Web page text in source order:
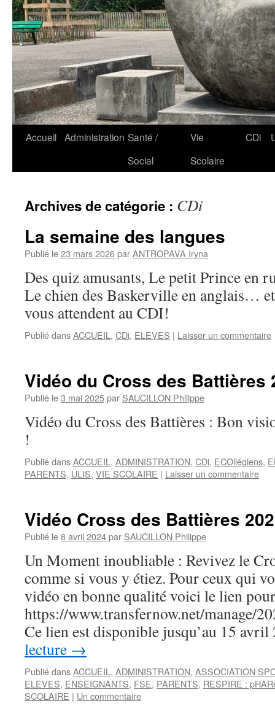
Accueil Administration Santé /
Social
Vie
Scolaire
CDi
Archives de catégorie : CDi
La semaine des langues
Publié le23 mars 2026parANTROPAVA Iryna
Des quiz amusants, Le petit Prince en
Le chien des Baskerville en anglais…
vous attendent au CDI!
Publié dansACCUEIL , CDi, ELEVES | Laisser un commentaire
Vidéo du Cross des Battières
Publié le3 mai 2025par SAUCILLON Philippe
Vidéo du Cross des Battières : Bon
!
Publié dansACCUEIL , ADMINISTRATION, CDi, ECOllégiens,
PARENTS, ULIS, VIE SCOLAIRE | Laisser un commentaire
Vidéo Cross des Battières
Publié le8 avril 2024par SAUCILLON Philippe
Un Moment inoubliable : Revivez le
comme si vous y étiez. Pour ceux qui
vidéo en bonne qualité voici le lien
https://www.transfernow.net/manage/
Ce lien est disponible jusqu’au 15
lecture →
Publié dansACCUEIL , ADMINISTRATION, ASSOCIATION
ELEVES, ENSEIGNANTS, FSE, PARENTS, RESPIRE :
SCOLAIRE | Un commentaire